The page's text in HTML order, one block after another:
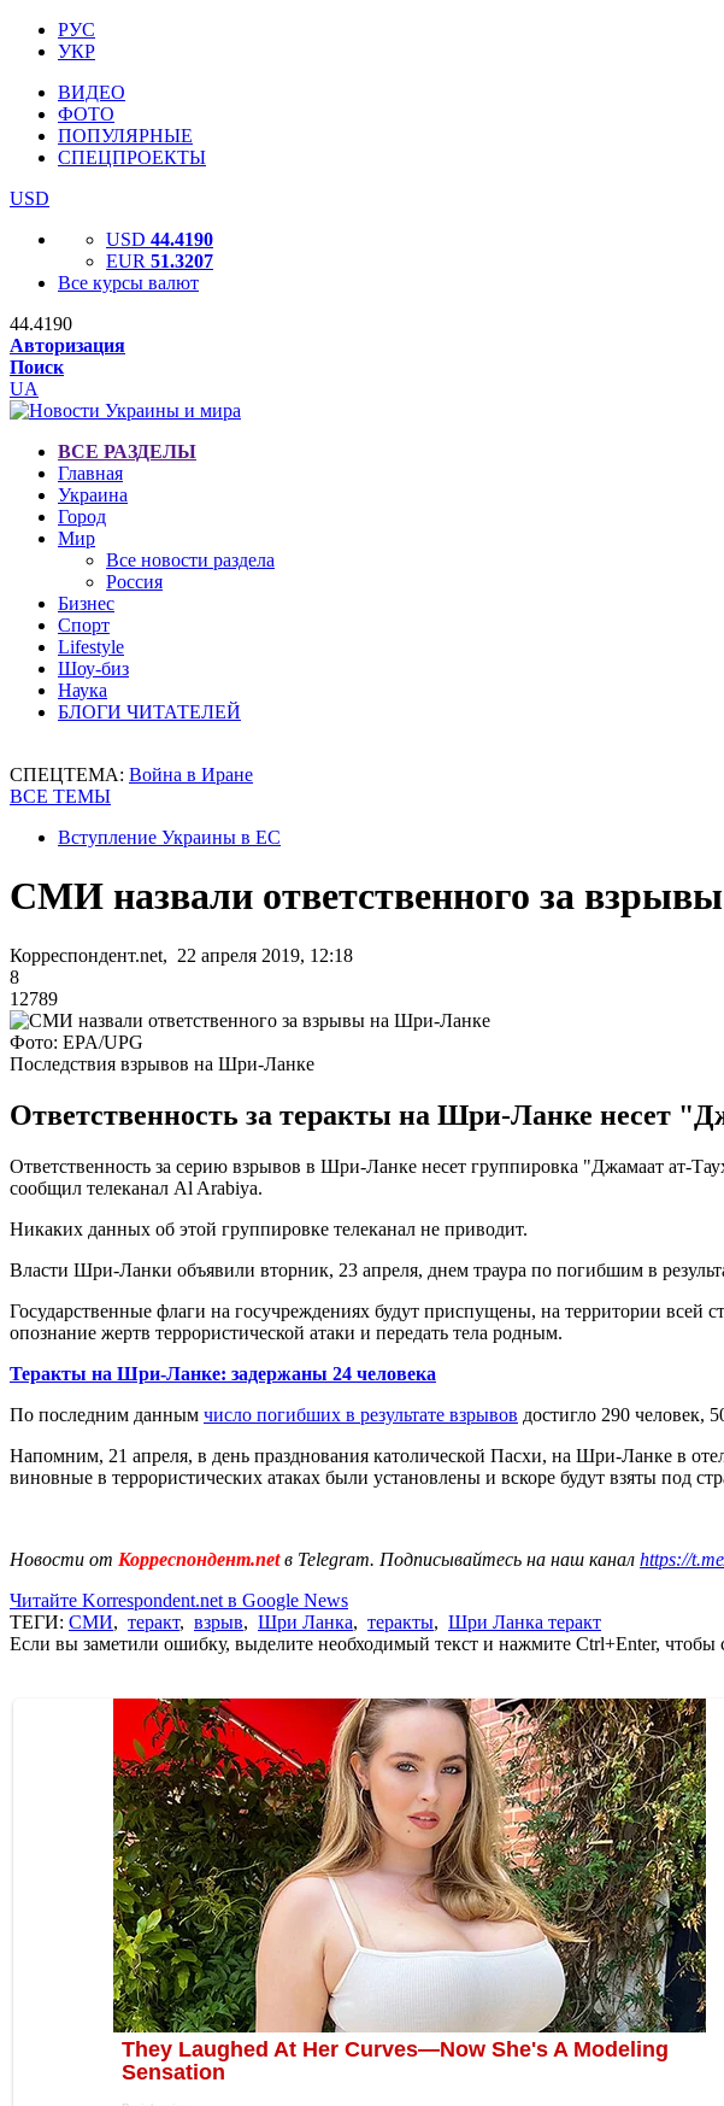
РУС
УКР
ВИДЕО
ФОТО
ПОПУЛЯРНЫЕ
СПЕЦПРОЕКТЫ
USD
USD 44.4190
EUR 51.3207
Все курсы валют
44.4190
Авторизация
Поиск
UA
ВСЕ РАЗДЕЛЫ
Главная
Украина
Город
Мир
Все новости раздела
Россия
Бизнес
Спорт
Lifestyle
Шоу-биз
Наука
БЛОГИ ЧИТАТЕЛЕЙ
СПЕЦТЕМА: Война в Иране
ВСЕ ТЕМЫ
Вступление Украины в ЕС
СМИ назвали ответственного за
Корреспондент.net, 22 апреля 2019, 12:18
8
12789
Фото: EPA/UPG
Последствия взрывов на Шри-Ланке
Ответственность за теракты на Шри-Ланке несет
Ответственность за серию взрывов в Шри-Ланке несет группировка "Джамаат ат-
сообщил телеканал Al Arabiya.
Никаких данных об этой группировке телеканал не приводит.
Власти Шри-Ланки объявили вторник, 23 апреля, днем траура по погибшим в
Государственные флаги на госучреждениях будут приспущены, на территории всей
опознание жертв террористической атаки и передать тела родным.
Теракты на Шри-Ланке: задержаны 24 человека
По последним данным число погибших в результате взрывов достигло 290 человек,
Напомним, 21 апреля, в день празднования католической Пасхи, на Шри-Ланке в
виновные в террористических атаках были установлены и вскоре будут взяты под
Новости от Корреспондент.netв Telegram. Подписывайтесь на наш канал https://
Читайте Korrespondent.net в Google News
ТЕГИ: СМИ, теракт, взрыв, Шри Ланка, теракты, Шри Ланка теракт
Если вы заметили ошибку, выделите необходимый текст и нажмите Ctrl+Enter, чтобы